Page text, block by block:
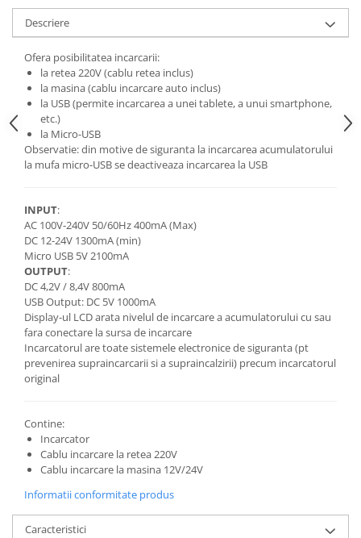
Descriere
Ofera posibilitatea incarcarii:
la retea 220V (cablu retea inclus)
la masina (cablu incarcare auto inclus)
la USB (permite incarcarea a unei tablete, a unui smartphone,
etc.)
la Micro-USB
Observatie: din motive de siguranta la incarcarea acumulatorului
la mufa micro-USB se deactiveaza incarcarea la USB
INPUT:
AC 100V-240V 50/60Hz 400mA (Max)
DC 12-24V 1300mA (min)
Micro USB 5V 2100mA
OUTPUT:
DC 4,2V / 8,4V 800mA
USB Output: DC 5V 1000mA
Display-ul LCD arata nivelul de incarcare a acumulatorului cu sau
fara conectare la sursa de incarcare
Incarcatorul are toate sistemele electronice de siguranta (pt
prevenirea supraincarcarii si a supraincalzirii) precum incarcatorul
original
Contine:
Incarcator
Cablu incarcare la retea 220V
Cablu incarcare la masina 12V/24V
Informatii conformitate produs
Caracteristici